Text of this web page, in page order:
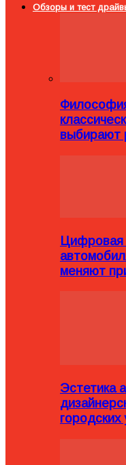
Обзоры и тест
выбирают
Цифровая
меняют
Эстетика
городских